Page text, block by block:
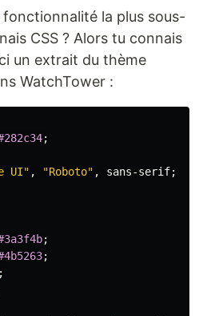
la plus sous-
CSS ? Alors tu connais
un extrait du thème
WatchTower :
;
UI" , "Roboto" , sans-serif;
;
;
;